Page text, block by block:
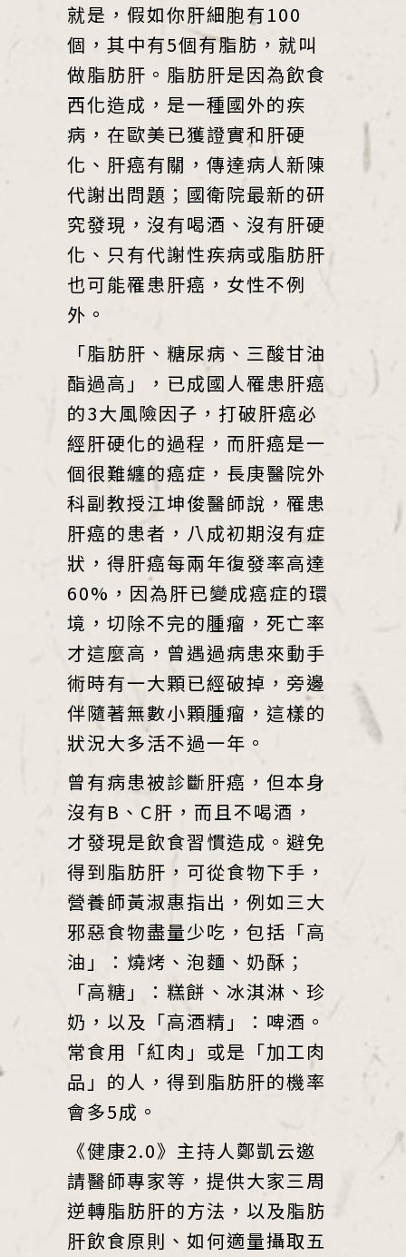
就是，假如你肝細胞有100
個，其中有5個有脂肪，就叫
做脂肪肝。脂肪肝是因為飲食
西化造成，是一種國外的疾
病，在歐美已獲證實和肝硬
化、肝癌有關，傳達病人新陳
代謝出問題；國衛院最新的研
究發現，沒有喝酒、沒有肝硬
化、只有代謝性疾病或脂肪肝
也可能罹患肝癌，女性不例
外。
「脂肪肝、糖尿病、三酸甘油
酯過高」，已成國人罹患肝癌
的3大風險因子，打破肝癌必
經肝硬化的過程，而肝癌是一
個很難纏的癌症，長庚醫院外
科副教授江坤俊醫師說，罹患
肝癌的患者，八成初期沒有症
狀，得肝癌每兩年復發率高達
60%，因為肝已變成癌症的環
境，切除不完的腫瘤，死亡率
才這麼高，曾遇過病患來動手
術時有一大顆已經破掉，旁邊
伴隨著無數小顆腫瘤，這樣的
狀況大多活不過一年。
曾有病患被診斷肝癌，但本身
沒有B、C肝，而且不喝酒，
才發現是飲食習慣造成。避免
得到脂肪肝，可從食物下手，
營養師黃淑惠指出，例如三大
邪惡食物盡量少吃，包括「高
油」：燒烤、泡麵、奶酥；
「高糖」：糕餅、冰淇淋、珍
奶，以及「高酒精」：啤酒。
常食用「紅肉」或是「加工肉
品」的人，得到脂肪肝的機率
會多5成。
《健康2.0》主持人鄭凱云邀
請醫師專家等，提供大家三周
逆轉脂肪肝的方法，以及脂肪
肝飲食原則、如何適量攝取五